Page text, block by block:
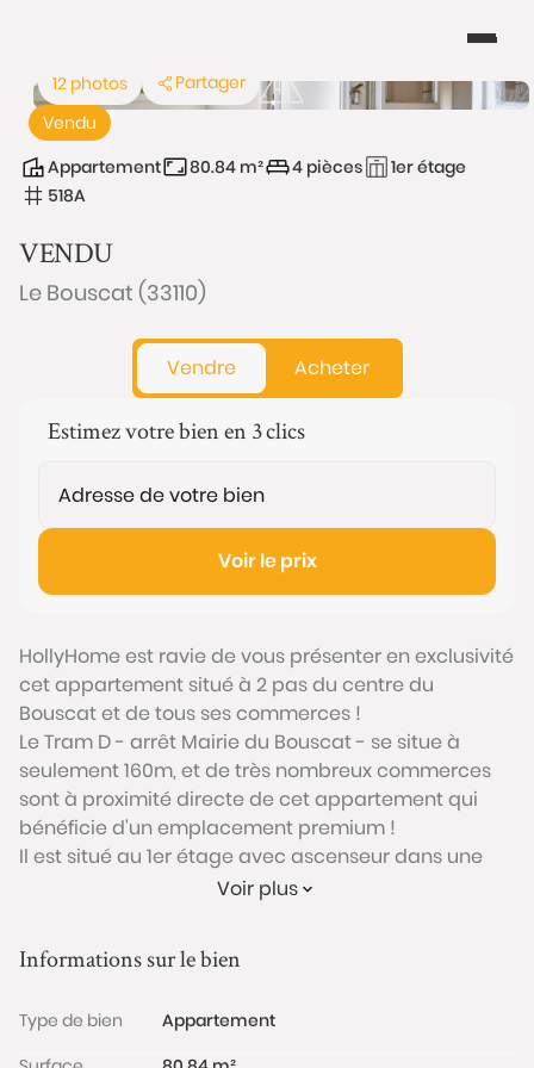
Vendu
12 photos Partager
Appartement 80.84 m² 4 pièces
1er étage
518A
VENDU
Le Bouscat (33110)
Vendre Acheter
Estimez votre bien en 3 clics
Voir le prix
HollyHome est ravie de vous présenter en exclusivité
cet appartement situé à 2 pas du centre du
Bouscat et de tous ses commerces !
Le Tram D - arrêt Mairie du Bouscat - se situe à
seulement 160m, et de très nombreux commerces
sont à proximité directe de cet appartement qui
bénéficie d'un emplacement premium !
Il est situé au 1er étage avec ascenseur dans une
copropriété de 1976 très bien entretenue et dont le
aujourd'hui d'un séjour double baigné de lumière et
avec loggia, 2 chambres, une salle de bains, des WC
séparés et de 2 grands placards pouvant faire
Voir plus
Informations sur le bien
Type de bien
Appartement